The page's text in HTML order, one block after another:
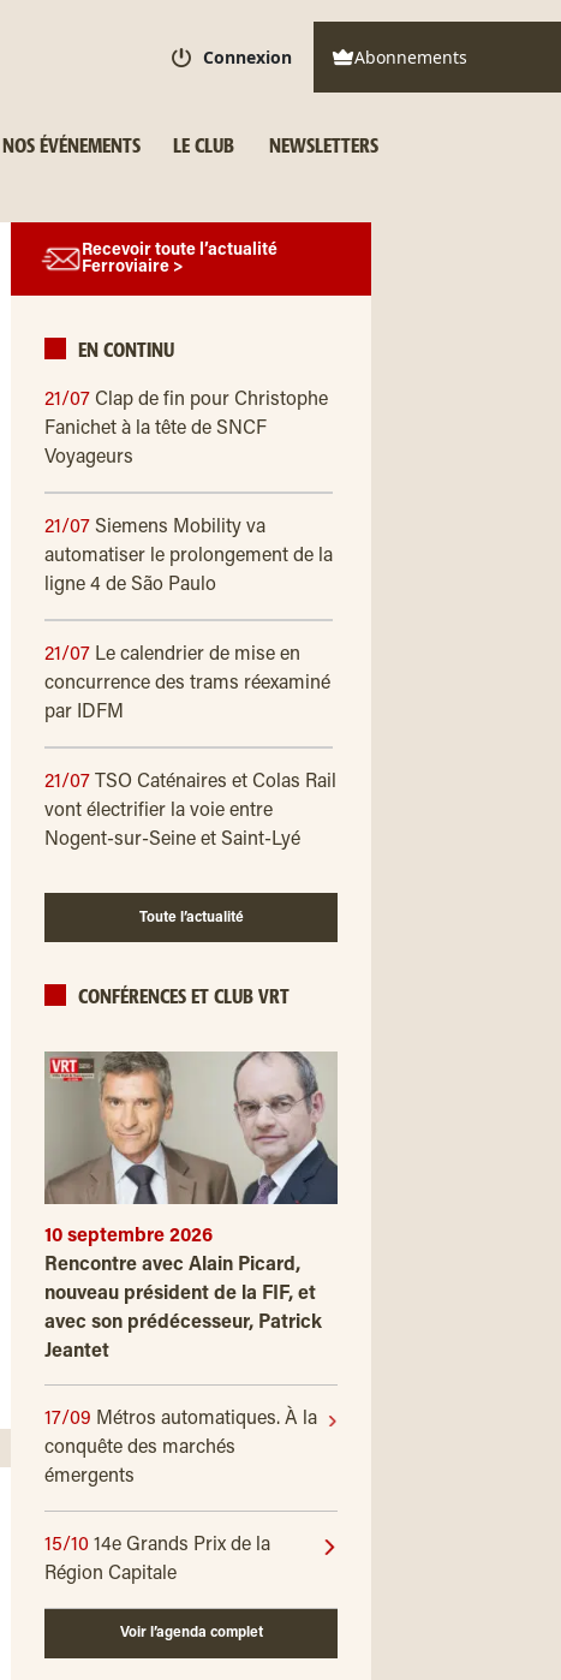
Connexion Abonnements
NOS ÉVÉNEMENTS LE CLUB NEWSLETTERS
Recevoir toute l’actualité
Ferroviaire >
EN CONTINU
21/07 Clap de fin pour Christophe
Fanichet à la tête de SNCF
Voyageurs
21/07 Siemens Mobility va
automatiser le prolongement de la
ligne 4 de São Paulo
21/07 Le calendrier de mise en
concurrence des trams réexaminé
par IDFM
21/07
TSO Caténaires et Colas Rail
vont électrifier la voie entre
Nogent-sur-Seine et Saint-Lyé
Toute l’actualité
CONFÉRENCES ET CLUB VRT
10 septembre 2026
Rencontre avec Alain Picard,
nouveau président de la FIF, et
avec son prédécesseur, Patrick
Jeantet
17/09 Métros automatiques. À la
conquête des marchés
émergents
15/10 14e Grands Prix de la
Région Capitale
Voir l’agenda complet